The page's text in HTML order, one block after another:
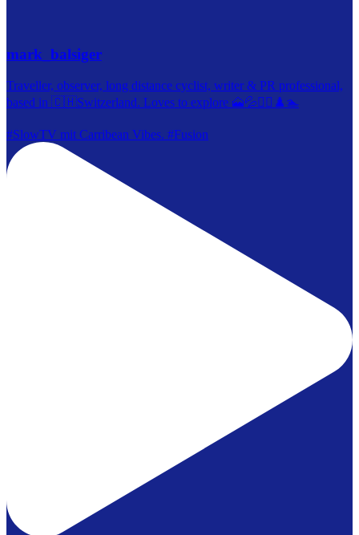
mark_balsiger
Traveller, observer, long distance cyclist, writer & PR professional,
based in 🇨🇭Switzerland. Loves to explore 🗻💦🚴‍♀️♟️🏊
#SlowTV mit Carribean Vibes. #Fusion